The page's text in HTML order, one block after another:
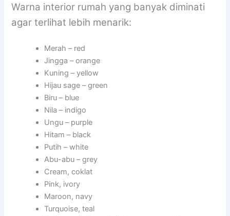
Warna interior rumah yang banyak diminati
agar terlihat lebih menarik:
Merah – red
Jingga – orange
Kuning – yellow
Hijau sage – green
Biru – blue
Nila – indigo
Ungu – purple
Hitam – black
Putih – white
Abu-abu – grey
Cream, coklat
Pink, ivory
Maroon, navy
Turquoise, teal